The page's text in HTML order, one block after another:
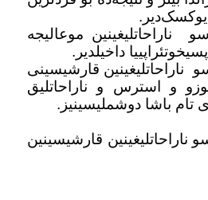
یوکسک‌دیر .
ناراحاتلیغینین موعالیجه
داخیلدیر .
ناراحاتلیغینین قارشیسینی
و استرس و ناراحاتلیق
تام باشا دوشملیسینیز .
ناراحاتلیغینین قارشیسینین